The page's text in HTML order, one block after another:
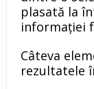
plasată la
informației
Câteva
rezultatele